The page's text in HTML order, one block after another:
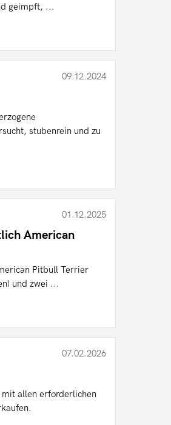
geimpft, ...
09.12.2024
stubenrein und zu
01.12.2025
American
Pitbull Terrier
und zwei ...
07.02.2026
allen erforderlichen